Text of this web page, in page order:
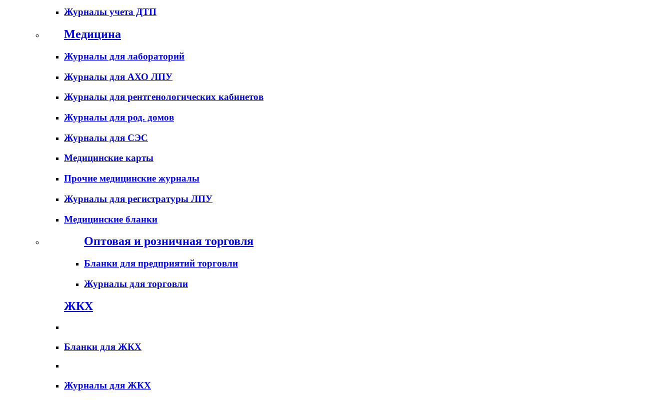
Журналы учета ДТП
Медицина
Журналы для лабораторий
Журналы для АХО ЛПУ
Журналы для рентгенологических кабинетов
Журналы для род. домов
Журналы для СЭС
Медицинские карты
Прочие медицинские журналы
Журналы для регистратуры ЛПУ
Медицинские бланки
Оптовая и розничная торговля
Бланки для предприятий торговли
Журналы для торговли
ЖКХ
Бланки для ЖКХ
Журналы для ЖКХ